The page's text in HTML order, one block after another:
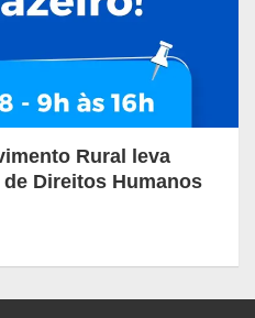
Rural leva
Direitos Humanos